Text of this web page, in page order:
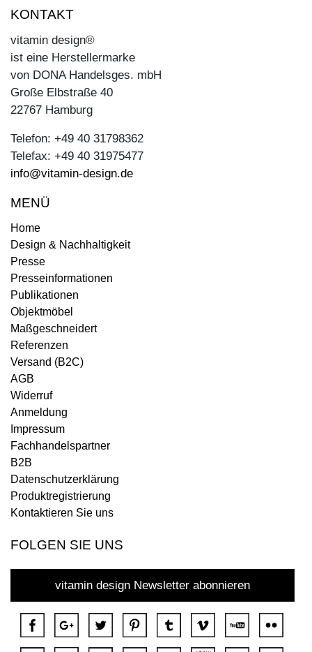
KONTAKT
vitamin design®
ist eine Herstellermarke
von DONA Handelsges. mbH
Große Elbstraße 40
22767 Hamburg
Telefon: +49 40 31798362
Telefax: +49 40 31975477
info@vitamin-design.de
MENÜ
Home
Design & Nachhaltigkeit
Presse
Presseinformationen
Publikationen
Objektmöbel
Maßgeschneidert
Referenzen
Versand (B2C)
AGB
Widerruf
Anmeldung
Impressum
Fachhandelspartner
B2B
Datenschutzerklärung
Produktregistrierung
Kontaktieren Sie uns
FOLGEN SIE UNS
vitamin design Newsletter abonnieren